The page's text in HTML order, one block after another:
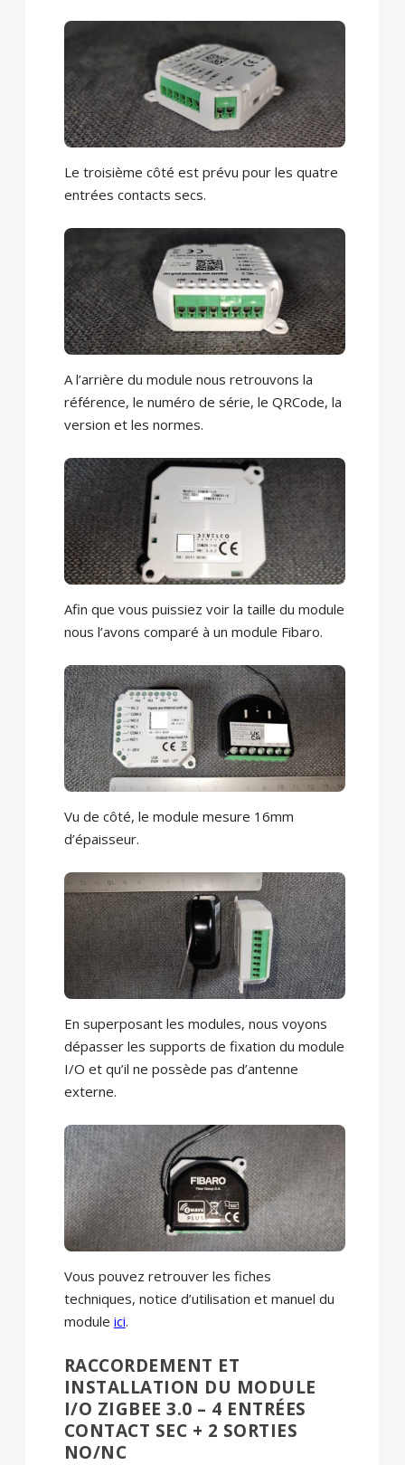
Le troisième côté est prévu pour les quatre
entrées contacts secs.
A l’arrière du module nous retrouvons la
référence, le numéro de série, le QRCode, la
version et les normes.
Afin que vous puissiez voir la taille du module
nous l’avons comparé à un module Fibaro.
Vu de côté, le module mesure 16mm
d’épaisseur.
En superposant les modules, nous voyons
dépasser les supports de fixation du module
I/O et qu’il ne possède pas d’antenne
externe.
Vous pouvez retrouver les fiches
techniques, notice d’utilisation et manuel du
module ici.
RACCORDEMENT ET
INSTALLATION DU MODULE
I/O ZIGBEE 3.0 – 4 ENTRÉES
CONTACT SEC + 2 SORTIES
NO/NC